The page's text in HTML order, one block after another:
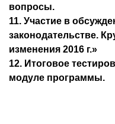
вопросы.
11. Участие в
законодательстве.
изменения 2016 г.»
12. Итоговое
модуле программы.